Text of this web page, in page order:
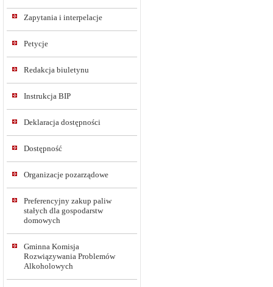
Zapytania i interpelacje
Petycje
Redakcja biuletynu
Instrukcja BIP
Deklaracja dostępności
Dostępność
Organizacje pozarządowe
Preferencyjny zakup paliw
stałych dla gospodarstw
domowych
Gminna Komisja
Rozwiązywania Problemów
Alkoholowych